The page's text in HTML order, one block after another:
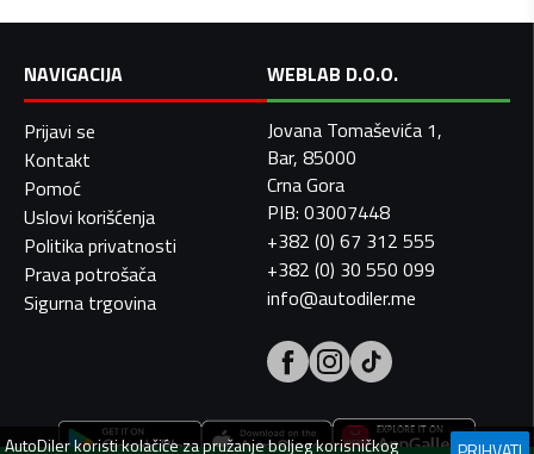
NAVIGACIJA
Prijavi se
Kontakt
Pomoć
Uslovi korišćenja
Politika privatnosti
Prava potrošača
Sigurna trgovina
WEBLAB D.O.O.
Jovana Tomaševića 1,
Bar, 85000
Crna Gora
PIB: 03007448
+382 (0) 67 312 555
+382 (0) 30 550 099
info@autodiler.me
AutoDilerkoristi kolačiće za pružanje boljeg korisničkog